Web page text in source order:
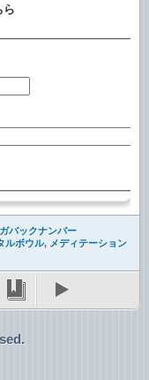
ら
バックナンバー
ルボウル, メディテーション